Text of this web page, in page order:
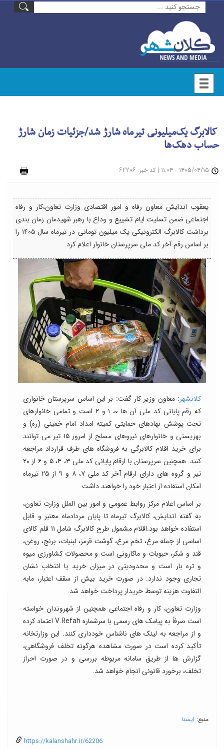
کالابرگ یک‌میلیونی تیرماه شارژ شد/جزئیات زمان شارژ
حساب دهک‌ها
| کد خبر: ۶۲۲۰۶
یعقوب اندایش معاون رفاه و امور اقتصادی وزارت تعاون،کار و رفاه
اجتماعی ضمن تسلیت ایام تشییع و وداع با رهبر شهیدمان زمان بندی
برداشت کالابرگ الکترونیکی یک میلیون تومانی در تیرماه سال ۱۴۰۵ را
بر اساس رقم آخر کد ملی سرپرستان خانوار اعلام کرد.
کلانشهر: معاون وزیر کار گفت: بر این اساس سرپرستان خانواری
که رقم پایانی کد ملی آن ها ۰، ۱ و ۲ است و تمامی خانوارهای
تحت پوشش نهادهای حمایتی کمیته امداد امام خمینی (ره) و
بهزیستی و خانوارهای نیروهای مسلح از امروز ۱۵ تیر می توانند
برای خرید اقلام کالابرگی به فروشگاه های طرف قرارداد مراجعه
کنند. همچنین سرپرستان با ارقام پایانی کد ملی ۳، ۴، ۵ و ۶ از ۲۰
تیر و گروه های دارای ارقام آخر کد ملی ۷، ۸ و ۹ از ۲۵ تیرماه
امکان استفاده از اعتبار خود را خواهند داشت.
بر اساس اعلام مرکز روابط عمومی و امور بین الملل وزارت تعاون،
به گفته اندایش، کالابرگ تیرماه تا پایان مردادماه معتبر و قابل
استفاده خواهد بود.اقلام مشمول طرح کالابرگ شامل ۱۱ قلم کالای
اساسی از جمله مرغ، تخم مرغ، گوشت قرمز، لبنیات، برنج، روغن،
قند و شکر، حبوبات و ماکارونی است و محصولات کشاورزی میوه
و تره بار است و محدودیتی در میزان خرید یا انتخاب نشان
تجاری وجود ندارد. در صورت خرید بیش از سقف اعتبار، مابه
التفاوت هزینه توسط خریدار پرداخت خواهد شد.
وزارت تعاون، کار و رفاه اجتماعی همچنین از شهروندان خواسته
است صرفاً به پیامک های رسمی با سرشماره V.Refah اعتماد کرده
و از مراجعه به لینک های ناشناس خودداری کنند. این وزارتخانه
تأکید کرده است در صورت مشاهده هرگونه تخلف فروشگاهی،
گزارش ها از طریق سامانه مربوطه بررسی و در صورت احراز
تخلف، برخورد قانونی انجام خواهد شد.
منبع: ایسنا
https://kalanshahr.ir/62206